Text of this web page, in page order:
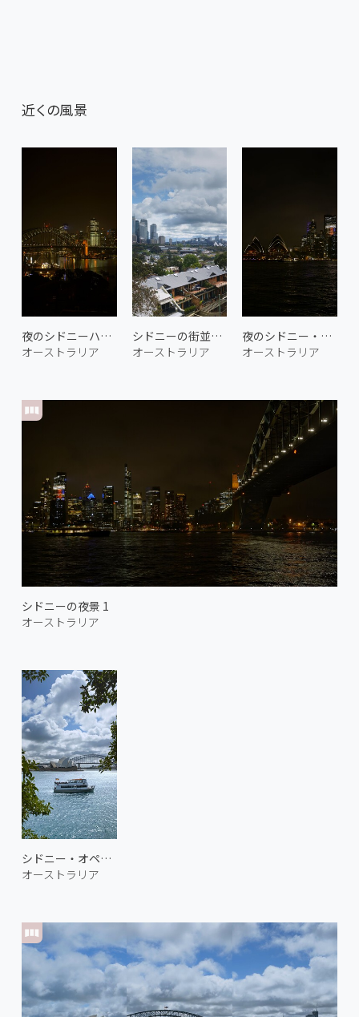
近くの風景
夜のシドニーハーバーブリッジ 1
オーストラリア
シドニーの街並み 2
オーストラリア
夜のシドニー・オペラハウス 2
オーストラリア
シドニーの夜景 1
オーストラリア
シドニー・オペラハウス 2
オーストラリア